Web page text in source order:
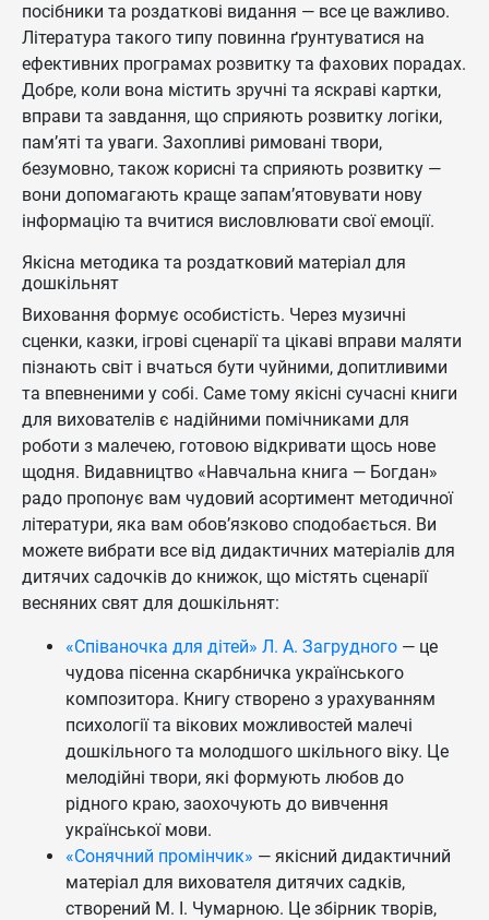
посібники та роздаткові видання — все це важливо.
Література такого типу повинна ґрунтуватися на
ефективних програмах розвитку та фахових порадах.
Добре, коли вона містить зручні та яскраві картки,
вправи та завдання, що сприяють розвитку логіки,
пам’яті та уваги. Захопливі римовані твори,
безумовно, також корисні та сприяють розвитку —
вони допомагають краще запам’ятовувати нову
інформацію та вчитися висловлювати свої емоції.
Якісна методика та роздатковий матеріал для
дошкільнят
Виховання формує особистість. Через музичні
сценки, казки, ігрові сценарії та цікаві вправи маляти
пізнають світ і вчаться бути чуйними, допитливими
та впевненими у собі. Саме тому якісні сучасні книги
для вихователів є надійними помічниками для
роботи з малечею, готовою відкривати щось нове
щодня. Видавництво «Навчальна книга — Богдан»
радо пропонує вам чудовий асортимент методичної
літератури, яка вам обов’язково сподобається. Ви
можете вибрати все від дидактичних матеріалів для
дитячих садочків до книжок, що містять сценарії
весняних свят для дошкільнят:
«Співаночка для дітей» Л. А. Загрудного — це
чудова пісенна скарбничка українського
композитора. Книгу створено з урахуванням
психології та вікових можливостей малечі
дошкільного та молодшого шкільного віку. Це
мелодійні твори, які формують любов до
рідного краю, заохочують до вивчення
української мови.
«Сонячний промінчик» — якісний дидактичний
матеріал для вихователя дитячих садків,
створений М. І. Чумарною. Це збірник творів,